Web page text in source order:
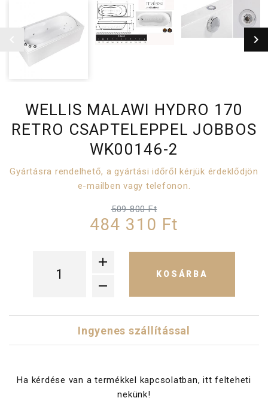
WELLIS MALAWI HYDRO 170
RETRO CSAPTELEPPEL JOBBOS
WK00146-2
Gyártásra rendelhető, a gyártási időről kérjük érdeklődjön
e-mailben vagy telefonon.
509 800 Ft
484 310 Ft
KOSÁRBA
Ingyenes szállítással
Ha kérdése van a termékkel kapcsolatban, itt felteheti
nekünk!